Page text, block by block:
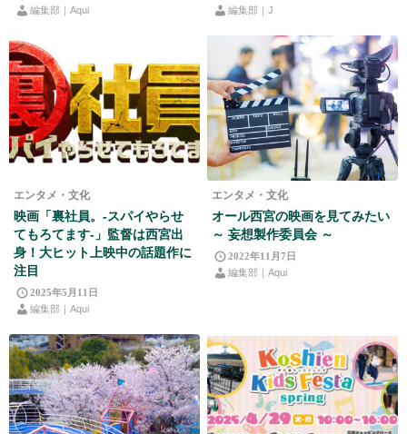
編集部｜Aqui
編集部｜J
エンタメ・文化
映画「裏社員。-スパイやらせ
てもろてます‐」監督は西宮出
身！大ヒット上映中の話題作に
注目
2025年5月11日
編集部｜Aqui
エンタメ・文化
オール西宮の映画を見てみたい
～ 妄想製作委員会 ～
2022年11月7日
編集部｜Aqui